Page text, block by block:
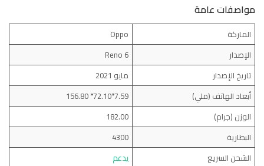
مواصفات عامة
الماركة
Oppo
الإصدار
Reno 6
تاريخ الإصدار
مايو 2021
أبعاد الهاتف (ملي)
7.59*72.10* 156.80
الوزن (جرام)
182.00
البطارية
4300
الشحن السريع
يدعم